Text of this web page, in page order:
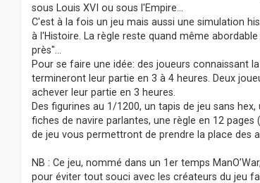
sous Louis XVI ou sous l'Empire...
C'est à la fois un jeu mais aussi une simulation
à l'Histoire. La règle reste quand même
près"...
Pour se faire une idée: des joueurs connaissant
termineront leur partie en 3 à 4 heures. Deux
achever leur partie en 3 heures.
Des figurines au 1/1200, un tapis de jeu sans
fiches de navire parlantes, une règle en 12
de jeu vous permettront de prendre la place des
NB : Ce jeu, nommé dans un 1er temps
pour éviter tout souci avec les créateurs du jeu